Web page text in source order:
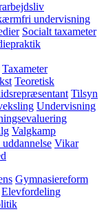
undervisning
Socialt taxameter
Taxameter
Teoretisk
Tilsyn
Undervisning
Valgkamp
Vikar
Gymnasiereform
Elevfordeling